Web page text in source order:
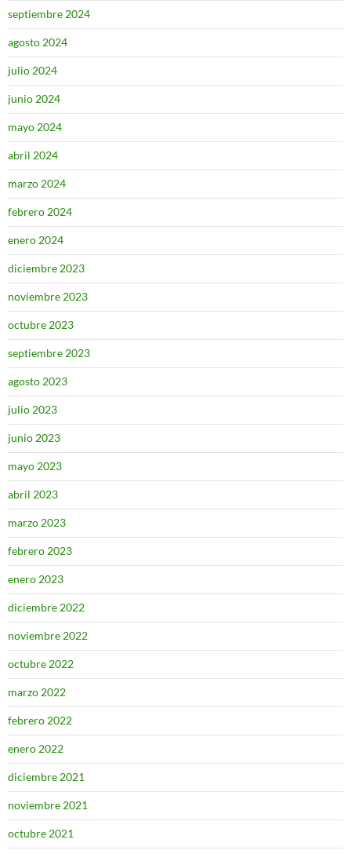
septiembre 2024
agosto 2024
julio 2024
junio 2024
mayo 2024
abril 2024
marzo 2024
febrero 2024
enero 2024
diciembre 2023
noviembre 2023
octubre 2023
septiembre 2023
agosto 2023
julio 2023
junio 2023
mayo 2023
abril 2023
marzo 2023
febrero 2023
enero 2023
diciembre 2022
noviembre 2022
octubre 2022
marzo 2022
febrero 2022
enero 2022
diciembre 2021
noviembre 2021
octubre 2021